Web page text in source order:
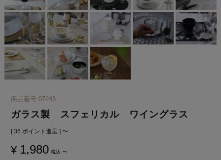
商品番号 07245
ガラス製 スフェリカル ワイングラス
[ 36 ポイント進呈 ] 〜
¥ 1,980 税込 〜